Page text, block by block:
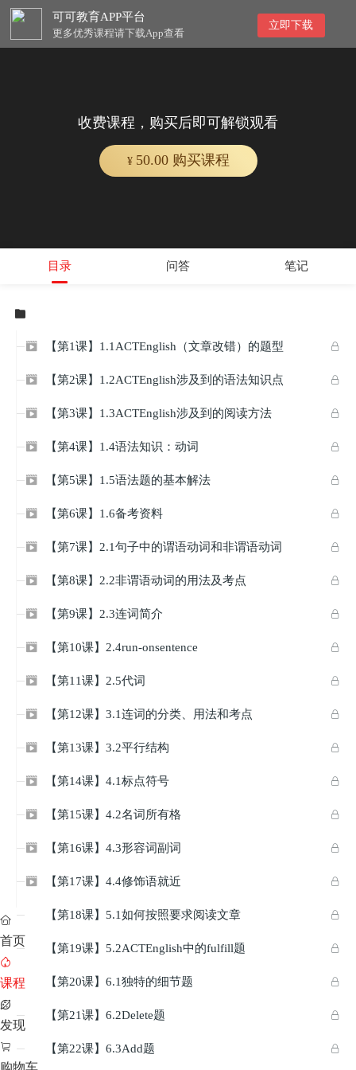
可可教育APP平台
更多优秀课程请下载App查看
立即下载
收费课程，购买后即可解锁观看
¥ 50.00 购买课程
目录 问答 笔记


 【第1课】1.1ACTEnglish（文章改错）的题型

 【第2课】1.2ACTEnglish涉及到的语法知识点

 【第3课】1.3ACTEnglish涉及到的阅读方法

 【第4课】1.4语法知识：动词

 【第5课】1.5语法题的基本解法

 【第6课】1.6备考资料

 【第7课】2.1句子中的谓语动词和非谓语动词

 【第8课】2.2非谓语动词的用法及考点

 【第9课】2.3连词简介

 【第10课】2.4run-onsentence

 【第11课】2.5代词

 【第12课】3.1连词的分类、用法和考点

 【第13课】3.2平行结构

 【第14课】4.1标点符号

 【第15课】4.2名词所有格

 【第16课】4.3形容词副词

 【第17课】4.4修饰语就近

【第18课】5.1如何按照要求阅读文章

【第19课】5.2ACTEnglish中的fulfill题

【第20课】6.1独特的细节题

【第21课】6.2Delete题

【第22课】6.3Add题

首页

课程

发现

购物车